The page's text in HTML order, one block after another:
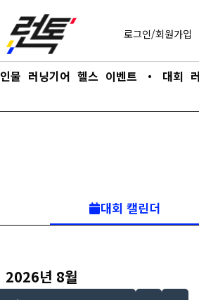
인물 러닝기어 헬스 이벤트 ・ 대회
로그인/회원가입
대회 캘린더
달력 넘어가기
2026년 8월 - current view
2026년 8월